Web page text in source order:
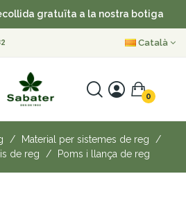
gratuïta a la nostra botiga
Català
0
Material per sistemes de reg
de reg
Poms i llança de reg